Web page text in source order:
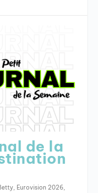
de la
Eurovision 2026